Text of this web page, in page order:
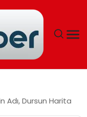
Adı, Dursun Harita